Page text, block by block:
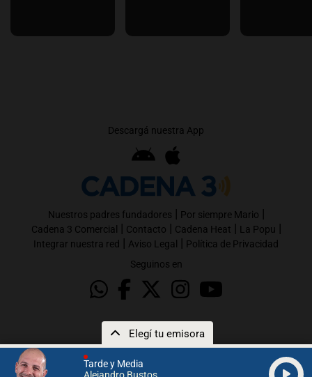
Tarde y Media
Elegí tu emisora
Descargá nuestra App
Nuestros padres fundadores | Por siempre Mario |
Cadena 3 Comercial | Contacto | Cadena Heat | La Popu |
Integrar nuestra red | Aviso Legal | Política de Privacidad
Seguinos en